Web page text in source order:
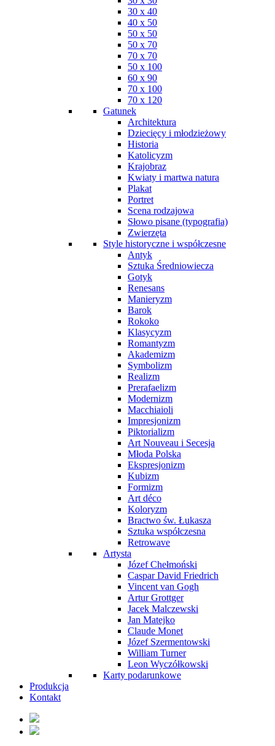
30 x 40
40 x 50
50 x 50
50 x 70
70 x 70
50 x 100
60 x 90
70 x 100
70 x 120
Gatunek
Architektura
Dziecięcy i młodzieżowy
Historia
Katolicyzm
Krajobraz
Kwiaty i martwa natura
Plakat
Portret
Scena rodzajowa
Słowo pisane (typografia)
Zwierzęta
Style historyczne i współczesne
Antyk
Sztuka Średniowiecza
Gotyk
Renesans
Manieryzm
Barok
Rokoko
Klasycyzm
Romantyzm
Akademizm
Symbolizm
Realizm
Prerafaelizm
Modernizm
Macchiaioli
Impresjonizm
Piktorializm
Art Nouveau i Secesja
Młoda Polska
Ekspresjonizm
Kubizm
Formizm
Art déco
Koloryzm
Bractwo św. Łukasza
Sztuka współczesna
Retrowave
Artysta
Józef Chełmoński
Caspar David Friedrich
Vincent van Gogh
Artur Grottger
Jacek Malczewski
Jan Matejko
Claude Monet
Józef Szermentowski
William Turner
Leon Wyczółkowski
Karty podarunkowe
Produkcja
Kontakt